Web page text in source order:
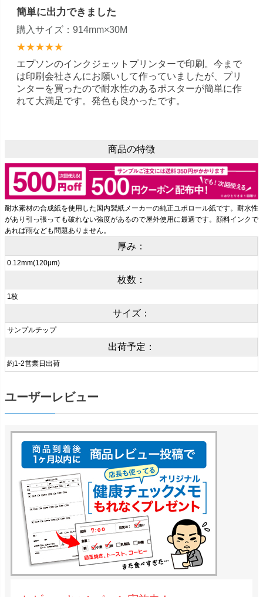
簡単に出力できました
購入サイズ：914mm×30M
★★★★★
エプソンのインクジェットプリンターで印刷。今まで
は印刷会社さんにお願いして作っていましたが、プリ
ンターを買ったので耐水性のあるポスターが簡単に作
れて大満足です。発色も良かったです。
商品の特徴
耐水素材の合成紙を使用した国内製紙メーカーの純正ユポロール紙です。耐水性
があり引っ張っても破れない強度があるので屋外使用に最適です。顔料インクで
あれば雨なども問題ありません。
厚み：
0.12mm(120μm)
枚数：
1枚
サイズ：
サンプルチップ
出荷予定：
約1-2営業日出荷
ユーザーレビュー